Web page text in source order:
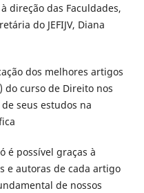
direção das Faculdades,
do JEFIJV, Diana
dos melhores artigos
do curso de Direito nos
seus estudos na
é possível graças à
e autoras de cada artigo
de nossos